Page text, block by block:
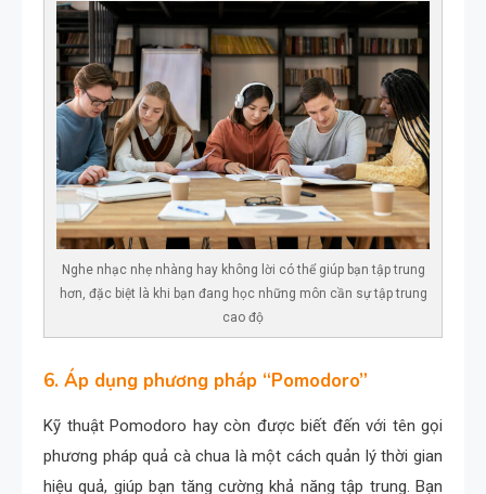
Nghe nhạc nhẹ nhàng hay không lời có thể giúp bạn tập trung
hơn, đặc biệt là khi bạn đang học những môn cần sự tập trung
cao độ
6. Áp dụng phương pháp “Pomodoro”
Kỹ thuật Pomodoro hay còn được biết đến với tên gọi
phương pháp quả cà chua là một cách quản lý thời gian
hiệu quả, giúp bạn tăng cường khả năng tập trung. Bạn